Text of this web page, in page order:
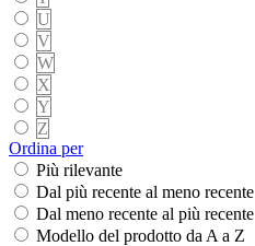
U
V
W
X
Y
Z
Ordina per
Più rilevante
Dal più recente al meno recente
Dal meno recente al più recente
Modello del prodotto da A a Z